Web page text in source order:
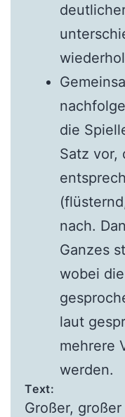
die
Satz vor,
nach.
Ganzes
wobei
laut
mehrere
werden.
Text:
Großer,